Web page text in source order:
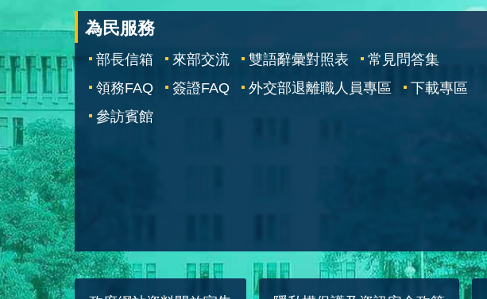
為民服務
部長信箱 來部交流 雙語辭彙對照表
常見問答集
領務FAQ
簽證FAQ 外交部退離職人員專區
下載專區
參訪賓館